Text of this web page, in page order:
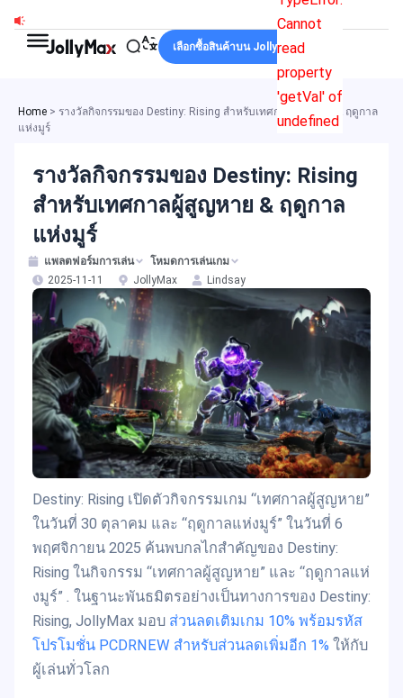
content
Cannot
read
property
'getVal' of
undefined
เลือกซื้อสินค้าบน JollyMax
Home > รางวัลกิจกรรมของ Destiny: Rising สำหรับเทศกาลผู้สูญหาย & ฤดูกาล
แห่งมูร์
รางวัลกิจกรรมของ Destiny: Rising
สำหรับเทศกาลผู้สูญหาย & ฤดูกาล
แห่งมูร์
แพลตฟอร์มการเล่น
โหมดการเล่นเกม
2025-11-11
JollyMax Lindsay
Destiny: Rising เปิดตัวกิจกรรมเกม “เทศกาลผู้สูญหาย”
ในวันที่ 30 ตุลาคม และ “ฤดูกาลแห่งมูร์” ในวันที่ 6
พฤศจิกายน 2025 ค้นพบกลไกสำคัญของ Destiny:
Rising ในกิจกรรม “เทศกาลผู้สูญหาย” และ “ฤดูกาลแห่
งมูร์” . ในฐานะพันธมิตรอย่างเป็นทางการของ Destiny:
Rising, JollyMax มอบ ส่วนลดเติมเกม 10% พร้อมรหัส
โปรโมชั่น PCDRNEW สำหรับส่วนลดเพิ่มอีก 1% ให้กับ
ผู้เล่นทั่วโลก